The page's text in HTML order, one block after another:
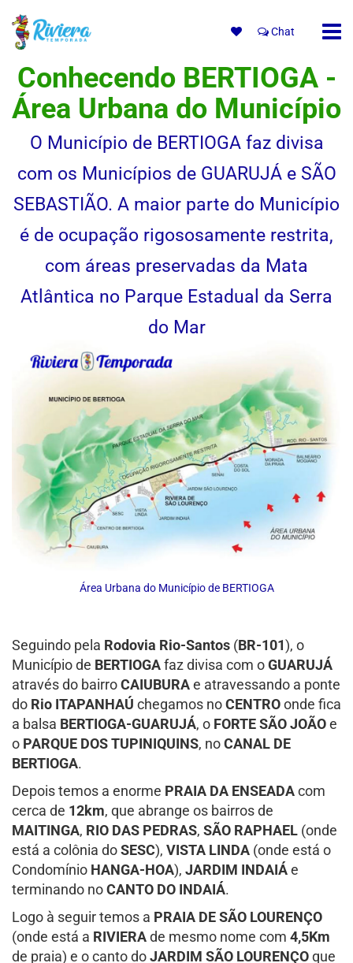
Chat
Conhecendo BERTIOGA -
Área Urbana do Município
O Município de BERTIOGA faz divisa
com os Municípios de GUARUJÁ e SÃO
SEBASTIÃO. A maior parte do Município
é de ocupação rigososamente restrita,
com áreas preservadas da Mata
Atlântica no Parque Estadual da Serra
do Mar
Área Urbana do Município de BERTIOGA
Seguindo pela Rodovia Rio-Santos (BR-101), o
Município de BERTIOGAfaz divisa com oGUARUJÁ
através do bairroCAIUBURAe atravessando a ponte
do Rio ITAPANHAÚ chegamos noCENTROonde fica
a balsa BERTIOGA-GUARUJÁ, o FORTE SÃO JOÃOe
o PARQUE DOS TUPINIQUINS, noCANAL DE
BERTIOGA.
Depois temos a enorme PRAIA DA ENSEADAcom
cerca de 12km, que abrange os bairros de
MAITINGA, RIO DAS PEDRAS, SÃO RAPHAEL (onde
está a colônia doSESC), VISTA LINDA (onde está o
Condomínio HANGA-HOA), JARDIM INDAIÁe
terminando noCANTO DO INDAIÁ.
Logo à seguir temos a PRAIA DE SÃO LOURENÇO
(onde está a RIVIERAde mesmo nome com 4,5Km
de praia) e o canto doJARDIM SÃO LOURENÇOque